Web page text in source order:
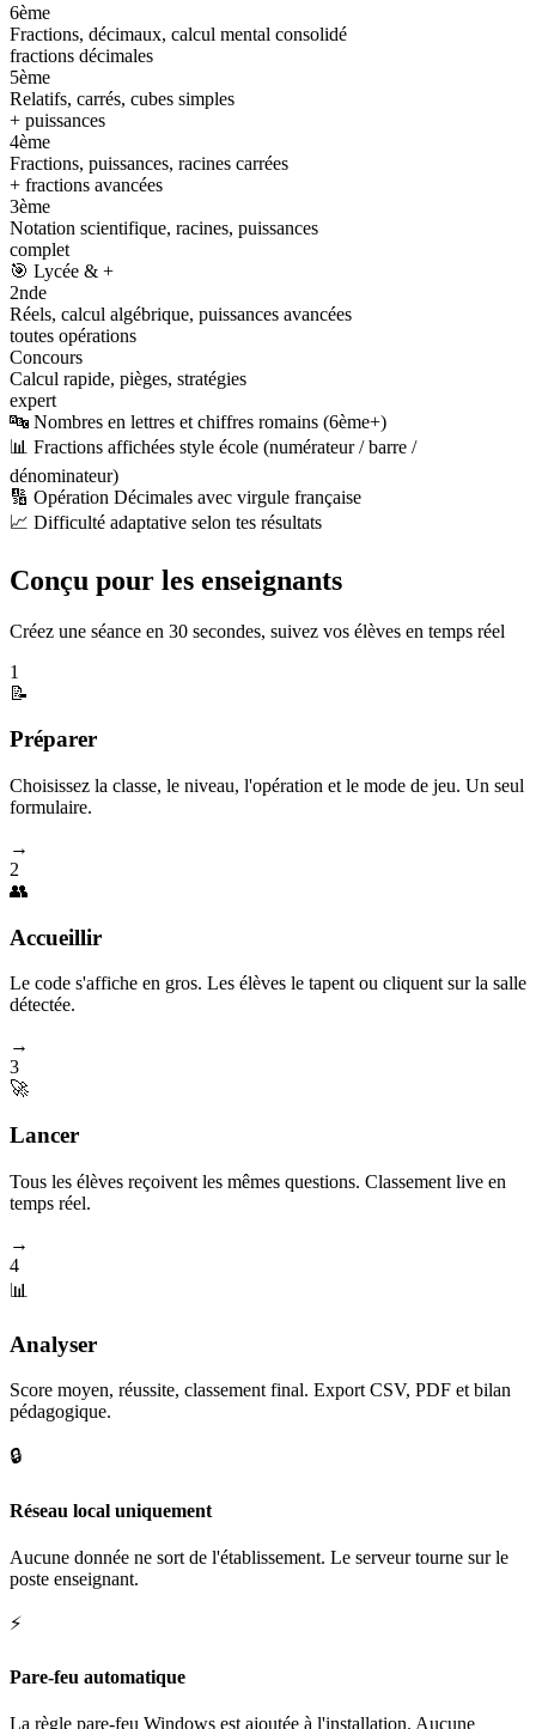
6ème
Fractions, décimaux, calcul mental consolidé
fractions décimales
5ème
Relatifs, carrés, cubes simples
+ puissances
4ème
Fractions, puissances, racines carrées
+ fractions avancées
3ème
Notation scientifique, racines, puissances
complet
🎯 Lycée & +
2nde
Réels, calcul algébrique, puissances avancées
toutes opérations
Concours
Calcul rapide, pièges, stratégies
expert
🔤 Nombres en lettres et chiffres romains (6ème+)
📊 Fractions affichées style école (numérateur / barre /
dénominateur)
🔢 Opération Décimales avec virgule française
📈 Difficulté adaptative selon tes résultats
Conçu pour les enseignants
Créez une séance en 30 secondes, suivez vos élèves en temps réel
1
📝
Préparer
Choisissez la classe, le niveau, l'opération et le mode de jeu. Un seul
formulaire.
→
2
👥
Accueillir
Le code s'affiche en gros. Les élèves le tapent ou cliquent sur la salle
détectée.
→
3
🚀
Lancer
Tous les élèves reçoivent les mêmes questions. Classement live en
temps réel.
→
4
📊
Analyser
Score moyen, réussite, classement final. Export CSV, PDF et bilan
pédagogique.
🔒
Réseau local uniquement
Aucune donnée ne sort de l'établissement. Le serveur tourne sur le
poste enseignant.
⚡
Pare-feu automatique
La règle pare-feu Windows est ajoutée à l'installation. Aucune